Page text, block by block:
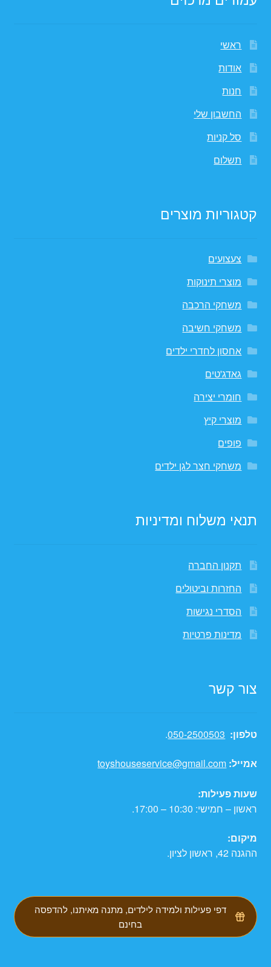
ראשי
אודות
חנות
החשבון שלי
סל קניות
תשלום
קטגוריות מוצרים
צעצועים
מוצרי תינוקות
משחקי הרכבה
משחקי חשיבה
אחסון לחדרי ילדים
גאדג'טים
חומרי יצירה
מוצרי קיץ
פופים
משחקי חצר לגן ילדים
תנאי משלוח ומדיניות
תקנון החברה
החזרות וביטולים
הסדרי נגישות
מדינות פרטיות
צור קשר
טלפון: 050-2500503
.
אמייל: toyshouseservice@gmail.com
שעות פעילות:
ראשון – חמישי: 10:30 – 17:00.
מיקום:
ההגנה 42, ראשון לציון.
דפי פעילות ולמידה לילדים, מתנה מאיתנו, להדפסה
בחינם